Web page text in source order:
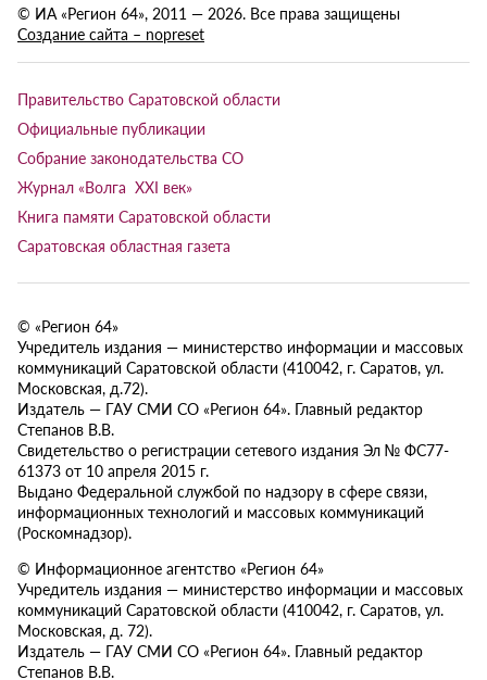
© ИА «Регион 64», 2011 — 2026. Все права защищены
Создание сайта – nopreset
Правительство Саратовской области
Официальные публикации
Собрание законодательства СО
Журнал «Волга XXI век»
Книга памяти Саратовской области
Саратовская областная газета
© «Регион 64»
Учредитель издания — министерство информации и массовых
коммуникаций Саратовской области (410042, г. Саратов, ул.
Московская, д.72).
Издатель — ГАУ СМИ СО «Регион 64». Главный редактор
Степанов В.В.
Свидетельство о регистрации сетевого издания Эл № ФС77-
61373 от 10 апреля 2015 г.
Выдано Федеральной службой по надзору в сфере связи,
информационных технологий и массовых коммуникаций
(Роскомнадзор).
© Информационное агентство «Регион 64»
Учредитель издания — министерство информации и массовых
коммуникаций Саратовской области (410042, г. Саратов, ул.
Московская, д. 72).
Издатель — ГАУ СМИ СО «Регион 64». Главный редактор
Степанов В.В.